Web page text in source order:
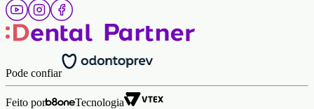
Pode confiar
Feito por
Tecnologia